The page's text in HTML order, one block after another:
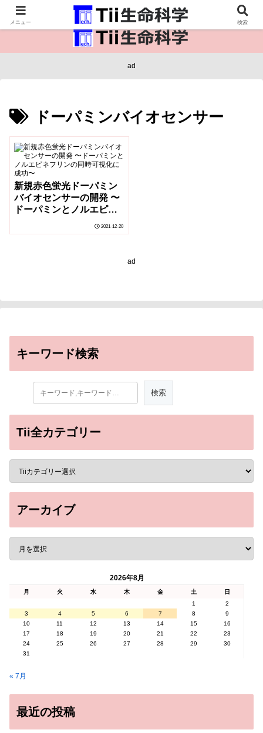
医療保健・生命・生物の情報インフラ。
ad
ドーパミンバイオセンサー
新規赤色蛍光ドーパミン
バイオセンサーの開発 〜
ドーパミンとノルエピネ
フリンの同時可視化に成
功〜
2021-12-20
ad
キーワード検索
Tii全カテゴリー
アーカイブ
2026年8月
月 火 水 木 金 土
日
1
2
3
4 5 6 7 8
9
10
11 12 13 14 15
16
17
18 19 20 21 22
23
24
25 26 27 28 29
30
31
« 7月
最近の投稿
メニュー 検索